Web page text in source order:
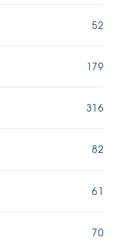
52
179
316
82
61
70